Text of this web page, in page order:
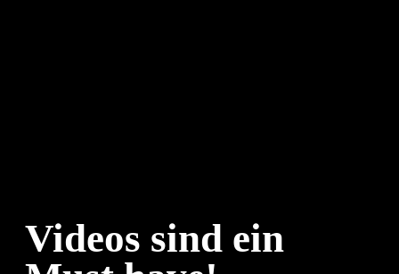
Videos sind ein